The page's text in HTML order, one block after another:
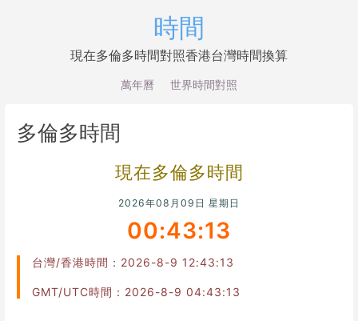
時間
現在多倫多時間對照香港台灣時間換算
萬年曆 世界時間對照
多倫多時間
現在多倫多時間
2026年08月09日 星期日
00:43:13
台灣/香港時間：2026-8-9 12:43:13
GMT/UTC時間：2026-8-9 04:43:13